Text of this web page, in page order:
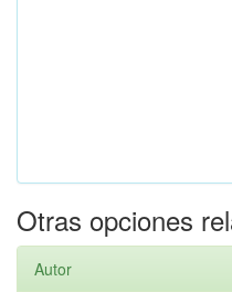
Otras opciones
Autor